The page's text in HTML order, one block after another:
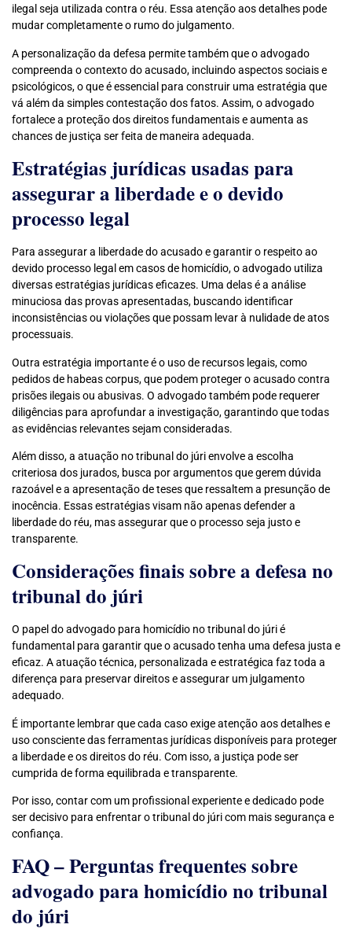
ilegal seja utilizada contra o réu. Essa atenção aos detalhes pode
mudar completamente o rumo do julgamento.
A personalização da defesa permite também que o advogado
compreenda o contexto do acusado, incluindo aspectos sociais e
psicológicos, o que é essencial para construir uma estratégia que
vá além da simples contestação dos fatos. Assim, o advogado
fortalece a proteção dos direitos fundamentais e aumenta as
chances de justiça ser feita de maneira adequada.
Estratégias jurídicas usadas para
assegurar a liberdade e o devido
processo legal
Para assegurar a liberdade do acusado e garantir o respeito ao
devido processo legal em casos de homicídio, o advogado utiliza
diversas estratégias jurídicas eficazes. Uma delas é a análise
minuciosa das provas apresentadas, buscando identificar
inconsistências ou violações que possam levar à nulidade de atos
processuais.
Outra estratégia importante é o uso de recursos legais, como
pedidos de habeas corpus, que podem proteger o acusado contra
prisões ilegais ou abusivas. O advogado também pode requerer
diligências para aprofundar a investigação, garantindo que todas
as evidências relevantes sejam consideradas.
Além disso, a atuação no tribunal do júri envolve a escolha
criteriosa dos jurados, busca por argumentos que gerem dúvida
razoável e a apresentação de teses que ressaltem a presunção de
inocência. Essas estratégias visam não apenas defender a
liberdade do réu, mas assegurar que o processo seja justo e
transparente.
Considerações finais sobre a defesa no
tribunal do júri
O papel do advogado para homicídio no tribunal do júri é
fundamental para garantir que o acusado tenha uma defesa justa e
eficaz. A atuação técnica, personalizada e estratégica faz toda a
diferença para preservar direitos e assegurar um julgamento
adequado.
É importante lembrar que cada caso exige atenção aos detalhes e
uso consciente das ferramentas jurídicas disponíveis para proteger
a liberdade e os direitos do réu. Com isso, a justiça pode ser
cumprida de forma equilibrada e transparente.
Por isso, contar com um profissional experiente e dedicado pode
ser decisivo para enfrentar o tribunal do júri com mais segurança e
confiança.
FAQ – Perguntas frequentes sobre
advogado para homicídio no tribunal
do júri